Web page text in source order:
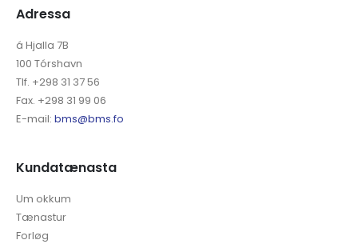
Adressa
á Hjalla 7B
100 Tórshavn
Tlf. +298 31 37 56
Fax. +298 31 99 06
E-mail: bms@bms.fo
Kundatænasta
Um okkum
Tænastur
Forløg